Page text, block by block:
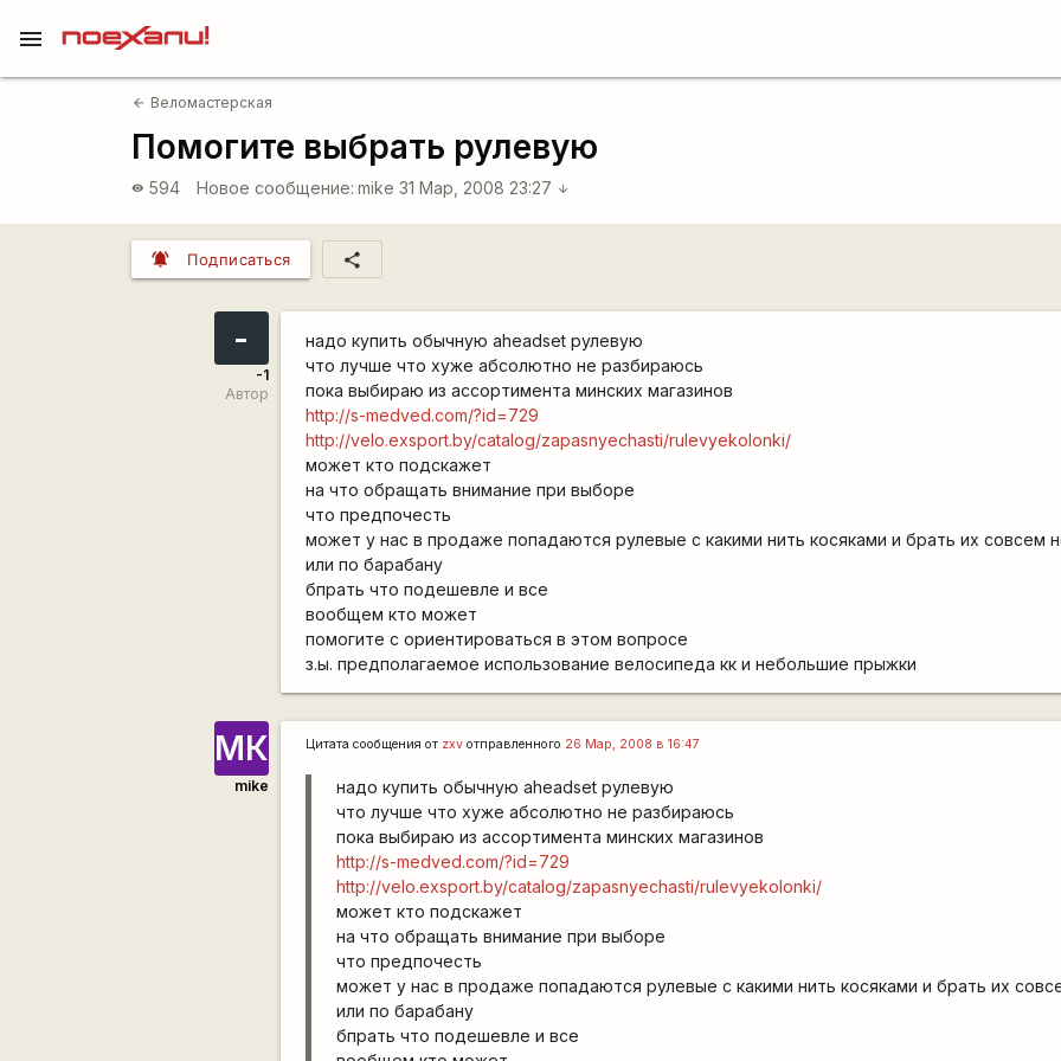
menu
arrow_back Веломастерская
Помогите выбрать рулевую
visibility 594 Новое сообщение: mike 31 Мар, 2008 23:27 arrow_downward
notifications_active Подписаться share
-
-1
Автор
надо купить обычную aheadset рулевую
что лучше что хуже абсолютно не разбираюсь
пока выбираю из ассортимента минских магазинов
http://s-medved.com/?id=729
http://velo.exsport.by/catalog/zapasnyechasti/rulevyekolonki/
может кто подскажет
на что обращать внимание при выборе
что предпочесть
может у нас в продаже попадаются рулевые с какими нить косяками и брать их совсем
или по барабану
бпрать что подешевле и все
вообщем кто может
помогите с ориентироваться в этом вопросе
з.ы. предполагаемое использование велосипеда кк и небольшие прыжки
МК
mike
Цитата сообщения от zxv отправленного 26 Мар, 2008 в 16:47
надо купить обычную aheadset рулевую
что лучше что хуже абсолютно не разбираюсь
пока выбираю из ассортимента минских магазинов
http://s-medved.com/?id=729
http://velo.exsport.by/catalog/zapasnyechasti/rulevyekolonki/
может кто подскажет
на что обращать внимание при выборе
что предпочесть
может у нас в продаже попадаются рулевые с какими нить косяками и брать их
или по барабану
бпрать что подешевле и все